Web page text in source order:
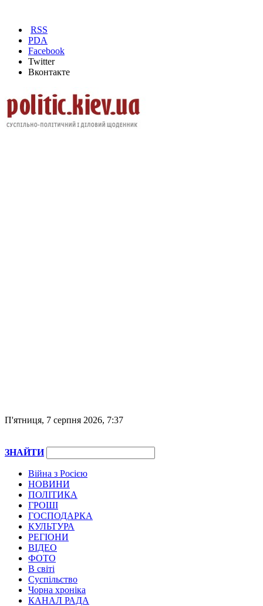
RSS
PDA
Facebook
Twitter
Вконтакте
П'ятниця, 7 серпня 2026, 7:37
ЗНАЙТИ
Війна з Росією
НОВИНИ
ПОЛІТИКА
ГРОШІ
ГОСПОДАРКА
КУЛЬТУРА
РЕГІОНИ
ВІДЕО
ФОТО
В світі
Суспільство
Чорна хроніка
КАНАЛ РАДА